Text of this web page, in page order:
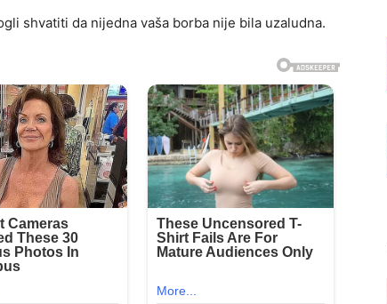
shvatiti da nijedna vaša borba nije bila uzaludna.